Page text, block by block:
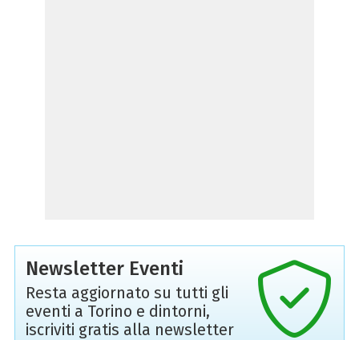
Newsletter Eventi
Resta aggiornato su tutti gli
eventi a Torino e dintorni,
iscriviti gratis alla newsletter